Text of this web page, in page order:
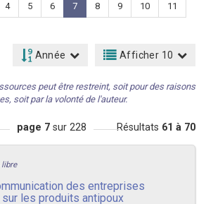
4 5 6 7 8 9 10 11
Année Afficher 10
peut être restreint, soit pour des raisons
soit par la volonté de l'auteur.
page 7 sur 228 Résultats 61 à 70
libre
des entreprises
les produits antipoux